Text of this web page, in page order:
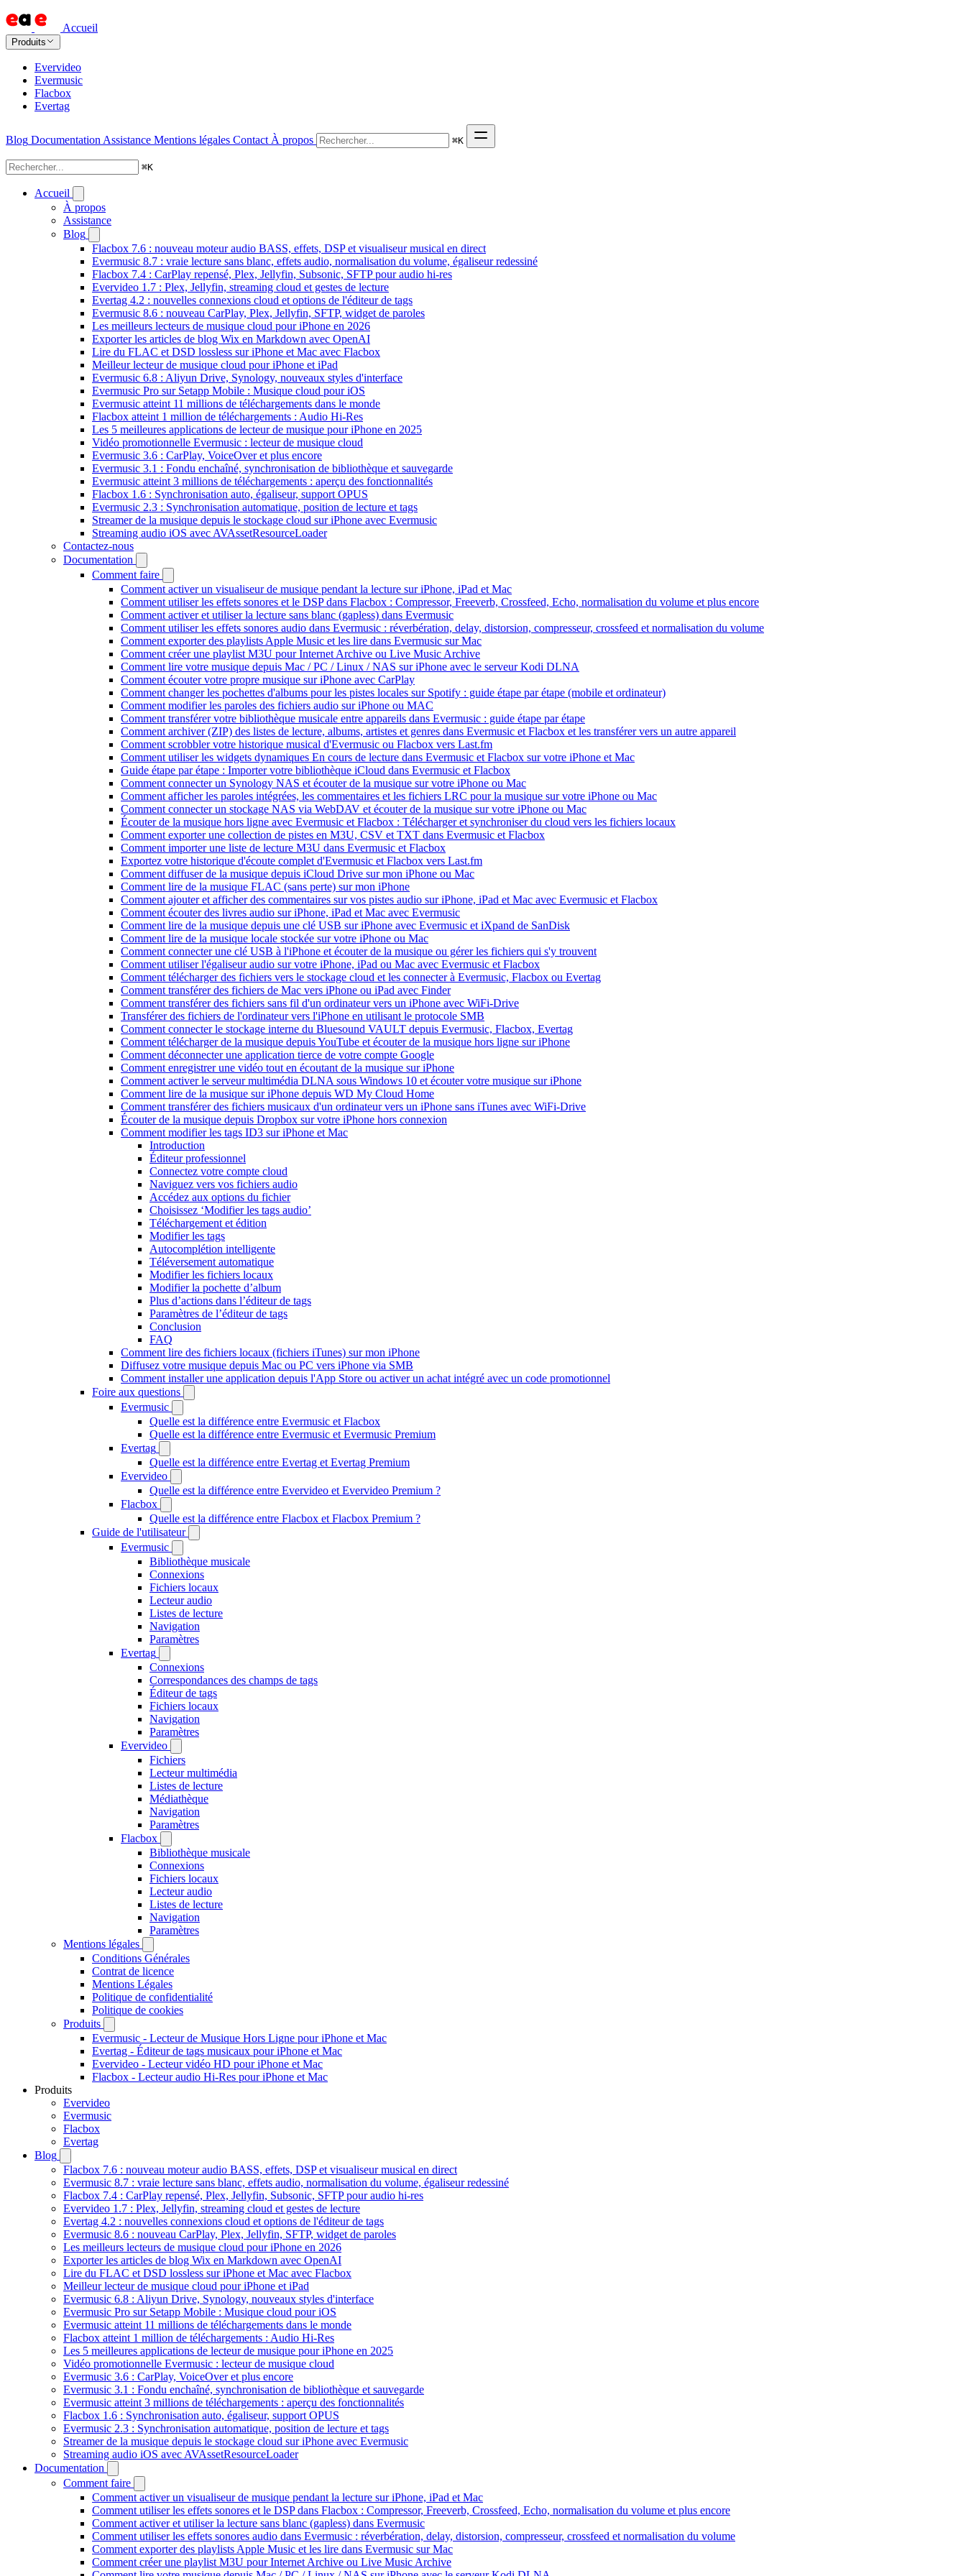
Accueil
Produits
Evervideo
Evermusic
Flacbox
Evertag
Blog Documentation Assistance Mentions légales Contact À propos ⌘K
⌘K
Accueil
À propos
Assistance
Blog
Flacbox 7.6 : nouveau moteur audio BASS, effets, DSP et visualiseur musical en direct
Evermusic 8.7 : vraie lecture sans blanc, effets audio, normalisation du volume, égaliseur redessiné
Flacbox 7.4 : CarPlay repensé, Plex, Jellyfin, Subsonic, SFTP pour audio hi-res
Evervideo 1.7 : Plex, Jellyfin, streaming cloud et gestes de lecture
Evertag 4.2 : nouvelles connexions cloud et options de l'éditeur de tags
Evermusic 8.6 : nouveau CarPlay, Plex, Jellyfin, SFTP, widget de paroles
Les meilleurs lecteurs de musique cloud pour iPhone en 2026
Exporter les articles de blog Wix en Markdown avec OpenAI
Lire du FLAC et DSD lossless sur iPhone et Mac avec Flacbox
Meilleur lecteur de musique cloud pour iPhone et iPad
Evermusic 6.8 : Aliyun Drive, Synology, nouveaux styles d'interface
Evermusic Pro sur Setapp Mobile : Musique cloud pour iOS
Evermusic atteint 11 millions de téléchargements dans le monde
Flacbox atteint 1 million de téléchargements : Audio Hi-Res
Les 5 meilleures applications de lecteur de musique pour iPhone en 2025
Vidéo promotionnelle Evermusic : lecteur de musique cloud
Evermusic 3.6 : CarPlay, VoiceOver et plus encore
Evermusic 3.1 : Fondu enchaîné, synchronisation de bibliothèque et sauvegarde
Evermusic atteint 3 millions de téléchargements : aperçu des fonctionnalités
Flacbox 1.6 : Synchronisation auto, égaliseur, support OPUS
Evermusic 2.3 : Synchronisation automatique, position de lecture et tags
Streamer de la musique depuis le stockage cloud sur iPhone avec Evermusic
Streaming audio iOS avec AVAssetResourceLoader
Contactez-nous
Documentation
Comment faire
Comment activer un visualiseur de musique pendant la lecture sur iPhone, iPad et Mac
Comment utiliser les effets sonores et le DSP dans Flacbox : Compressor, Freeverb, Crossfeed, Echo, normalisation du volume et plus encore
Comment activer et utiliser la lecture sans blanc (gapless) dans Evermusic
Comment utiliser les effets sonores audio dans Evermusic : réverbération, delay, distorsion, compresseur, crossfeed et normalisation du volume
Comment exporter des playlists Apple Music et les lire dans Evermusic sur Mac
Comment créer une playlist M3U pour Internet Archive ou Live Music Archive
Comment lire votre musique depuis Mac / PC / Linux / NAS sur iPhone avec le serveur Kodi DLNA
Comment écouter votre propre musique sur iPhone avec CarPlay
Comment changer les pochettes d'albums pour les pistes locales sur Spotify : guide étape par étape (mobile et ordinateur)
Comment modifier les paroles des fichiers audio sur iPhone ou MAC
Comment transférer votre bibliothèque musicale entre appareils dans Evermusic : guide étape par étape
Comment archiver (ZIP) des listes de lecture, albums, artistes et genres dans Evermusic et Flacbox et les transférer vers un autre appareil
Comment scrobbler votre historique musical d'Evermusic ou Flacbox vers Last.fm
Comment utiliser les widgets dynamiques En cours de lecture dans Evermusic et Flacbox sur votre iPhone et Mac
Guide étape par étape : Importer votre bibliothèque iCloud dans Evermusic et Flacbox
Comment connecter un Synology NAS et écouter de la musique sur votre iPhone ou Mac
Comment afficher les paroles intégrées, les commentaires et les fichiers LRC pour la musique sur votre iPhone ou Mac
Comment connecter un stockage NAS via WebDAV et écouter de la musique sur votre iPhone ou Mac
Écouter de la musique hors ligne avec Evermusic et Flacbox : Télécharger et synchroniser du cloud vers les fichiers locaux
Comment exporter une collection de pistes en M3U, CSV et TXT dans Evermusic et Flacbox
Comment importer une liste de lecture M3U dans Evermusic et Flacbox
Exportez votre historique d'écoute complet d'Evermusic et Flacbox vers Last.fm
Comment diffuser de la musique depuis iCloud Drive sur mon iPhone ou Mac
Comment lire de la musique FLAC (sans perte) sur mon iPhone
Comment ajouter et afficher des commentaires sur vos pistes audio sur iPhone, iPad et Mac avec Evermusic et Flacbox
Comment écouter des livres audio sur iPhone, iPad et Mac avec Evermusic
Comment lire de la musique depuis une clé USB sur iPhone avec Evermusic et iXpand de SanDisk
Comment lire de la musique locale stockée sur votre iPhone ou Mac
Comment connecter une clé USB à l'iPhone et écouter de la musique ou gérer les fichiers qui s'y trouvent
Comment utiliser l'égaliseur audio sur votre iPhone, iPad ou Mac avec Evermusic et Flacbox
Comment télécharger des fichiers vers le stockage cloud et les connecter à Evermusic, Flacbox ou Evertag
Comment transférer des fichiers de Mac vers iPhone ou iPad avec Finder
Comment transférer des fichiers sans fil d'un ordinateur vers un iPhone avec WiFi-Drive
Transférer des fichiers de l'ordinateur vers l'iPhone en utilisant le protocole SMB
Comment connecter le stockage interne du Bluesound VAULT depuis Evermusic, Flacbox, Evertag
Comment télécharger de la musique depuis YouTube et écouter de la musique hors ligne sur iPhone
Comment déconnecter une application tierce de votre compte Google
Comment enregistrer une vidéo tout en écoutant de la musique sur iPhone
Comment activer le serveur multimédia DLNA sous Windows 10 et écouter votre musique sur iPhone
Comment lire de la musique sur iPhone depuis WD My Cloud Home
Comment transférer des fichiers musicaux d'un ordinateur vers un iPhone sans iTunes avec WiFi-Drive
Écouter de la musique depuis Dropbox sur votre iPhone hors connexion
Comment modifier les tags ID3 sur iPhone et Mac
Introduction
Éditeur professionnel
Connectez votre compte cloud
Naviguez vers vos fichiers audio
Accédez aux options du fichier
Choisissez ‘Modifier les tags audio’
Téléchargement et édition
Modifier les tags
Autocomplétion intelligente
Téléversement automatique
Modifier les fichiers locaux
Modifier la pochette d’album
Plus d’actions dans l’éditeur de tags
Paramètres de l’éditeur de tags
Conclusion
FAQ
Comment lire des fichiers locaux (fichiers iTunes) sur mon iPhone
Diffusez votre musique depuis Mac ou PC vers iPhone via SMB
Comment installer une application depuis l'App Store ou activer un achat intégré avec un code promotionnel
Foire aux questions
Evermusic
Quelle est la différence entre Evermusic et Flacbox
Quelle est la différence entre Evermusic et Evermusic Premium
Evertag
Quelle est la différence entre Evertag et Evertag Premium
Evervideo
Quelle est la différence entre Evervideo et Evervideo Premium ?
Flacbox
Quelle est la différence entre Flacbox et Flacbox Premium ?
Guide de l'utilisateur
Evermusic
Bibliothèque musicale
Connexions
Fichiers locaux
Lecteur audio
Listes de lecture
Navigation
Paramètres
Evertag
Connexions
Correspondances des champs de tags
Éditeur de tags
Fichiers locaux
Navigation
Paramètres
Evervideo
Fichiers
Lecteur multimédia
Listes de lecture
Médiathèque
Navigation
Paramètres
Flacbox
Bibliothèque musicale
Connexions
Fichiers locaux
Lecteur audio
Listes de lecture
Navigation
Paramètres
Mentions légales
Conditions Générales
Contrat de licence
Mentions Légales
Politique de confidentialité
Politique de cookies
Produits
Evermusic - Lecteur de Musique Hors Ligne pour iPhone et Mac
Evertag - Éditeur de tags musicaux pour iPhone et Mac
Evervideo - Lecteur vidéo HD pour iPhone et Mac
Flacbox - Lecteur audio Hi-Res pour iPhone et Mac
Produits
Evervideo
Evermusic
Flacbox
Evertag
Blog
Flacbox 7.6 : nouveau moteur audio BASS, effets, DSP et visualiseur musical en direct
Evermusic 8.7 : vraie lecture sans blanc, effets audio, normalisation du volume, égaliseur redessiné
Flacbox 7.4 : CarPlay repensé, Plex, Jellyfin, Subsonic, SFTP pour audio hi-res
Evervideo 1.7 : Plex, Jellyfin, streaming cloud et gestes de lecture
Evertag 4.2 : nouvelles connexions cloud et options de l'éditeur de tags
Evermusic 8.6 : nouveau CarPlay, Plex, Jellyfin, SFTP, widget de paroles
Les meilleurs lecteurs de musique cloud pour iPhone en 2026
Exporter les articles de blog Wix en Markdown avec OpenAI
Lire du FLAC et DSD lossless sur iPhone et Mac avec Flacbox
Meilleur lecteur de musique cloud pour iPhone et iPad
Evermusic 6.8 : Aliyun Drive, Synology, nouveaux styles d'interface
Evermusic Pro sur Setapp Mobile : Musique cloud pour iOS
Evermusic atteint 11 millions de téléchargements dans le monde
Flacbox atteint 1 million de téléchargements : Audio Hi-Res
Les 5 meilleures applications de lecteur de musique pour iPhone en 2025
Vidéo promotionnelle Evermusic : lecteur de musique cloud
Evermusic 3.6 : CarPlay, VoiceOver et plus encore
Evermusic 3.1 : Fondu enchaîné, synchronisation de bibliothèque et sauvegarde
Evermusic atteint 3 millions de téléchargements : aperçu des fonctionnalités
Flacbox 1.6 : Synchronisation auto, égaliseur, support OPUS
Evermusic 2.3 : Synchronisation automatique, position de lecture et tags
Streamer de la musique depuis le stockage cloud sur iPhone avec Evermusic
Streaming audio iOS avec AVAssetResourceLoader
Documentation
Comment faire
Comment activer un visualiseur de musique pendant la lecture sur iPhone, iPad et Mac
Comment utiliser les effets sonores et le DSP dans Flacbox : Compressor, Freeverb, Crossfeed, Echo, normalisation du volume et plus encore
Comment activer et utiliser la lecture sans blanc (gapless) dans Evermusic
Comment utiliser les effets sonores audio dans Evermusic : réverbération, delay, distorsion, compresseur, crossfeed et normalisation du volume
Comment exporter des playlists Apple Music et les lire dans Evermusic sur Mac
Comment créer une playlist M3U pour Internet Archive ou Live Music Archive